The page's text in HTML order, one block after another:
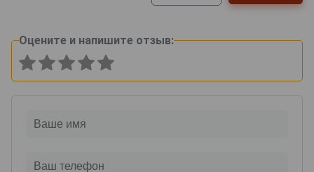
Оцените и напишите отзыв: